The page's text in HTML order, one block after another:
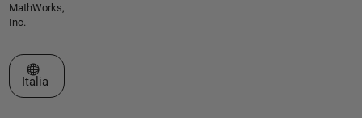
MathWorks,
Inc.
Seleziona un sito web
Italia